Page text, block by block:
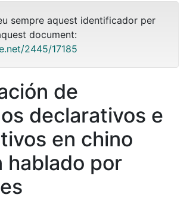
sempre aquest identificador per
document:
2445/17185
de
declarativos e
en chino
hablado por